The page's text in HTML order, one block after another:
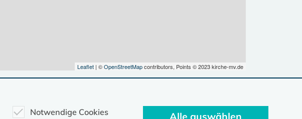
Leaflet| ©OpenStreetMapcontributors, Points © 2023 kirche-mv.de
kirche-mv.deNotwendige Cookies Alle auswählen